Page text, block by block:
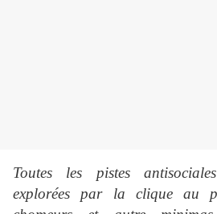
Toutes les pistes
explorées parla clique au